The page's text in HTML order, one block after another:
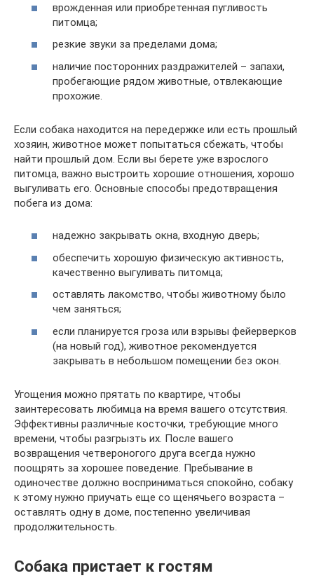
врожденная или приобретенная пугливость
питомца;
резкие звуки за пределами дома;
наличие посторонних раздражителей – запахи,
пробегающие рядом животные, отвлекающие
прохожие.
Если собака находится на передержке или есть прошлый
хозяин, животное может попытаться сбежать, чтобы
найти прошлый дом. Если вы берете уже взрослого
питомца, важно выстроить хорошие отношения, хорошо
выгуливать его. Основные способы предотвращения
побега из дома:
надежно закрывать окна, входную дверь;
обеспечить хорошую физическую активность,
качественно выгуливать питомца;
оставлять лакомство, чтобы животному было
чем заняться;
если планируется гроза или взрывы фейерверков
(на новый год), животное рекомендуется
закрывать в небольшом помещении без окон.
Угощения можно прятать по квартире, чтобы
заинтересовать любимца на время вашего отсутствия.
Эффективны различные косточки, требующие много
времени, чтобы разгрызть их. После вашего
возвращения четвероногого друга всегда нужно
поощрять за хорошее поведение. Пребывание в
одиночестве должно восприниматься спокойно, собаку
к этому нужно приучать еще со щенячьего возраста –
оставлять одну в доме, постепенно увеличивая
продолжительность.
Собака пристает к гостям